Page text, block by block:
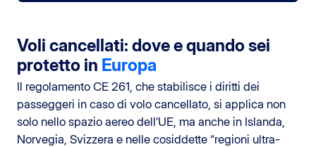
Voli cancellati: dove e quando sei
protetto in Europa
Il regolamento CE 261, che stabilisce i diritti dei
passeggeri in caso di volo cancellato, si applica non
solo nello spazio aereo dell’UE, ma anche in Islanda,
Norvegia, Svizzera e nelle cosiddette “regioni ultra-